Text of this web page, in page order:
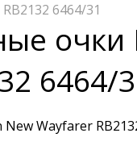
RB2132 6464/31
очки
6464/